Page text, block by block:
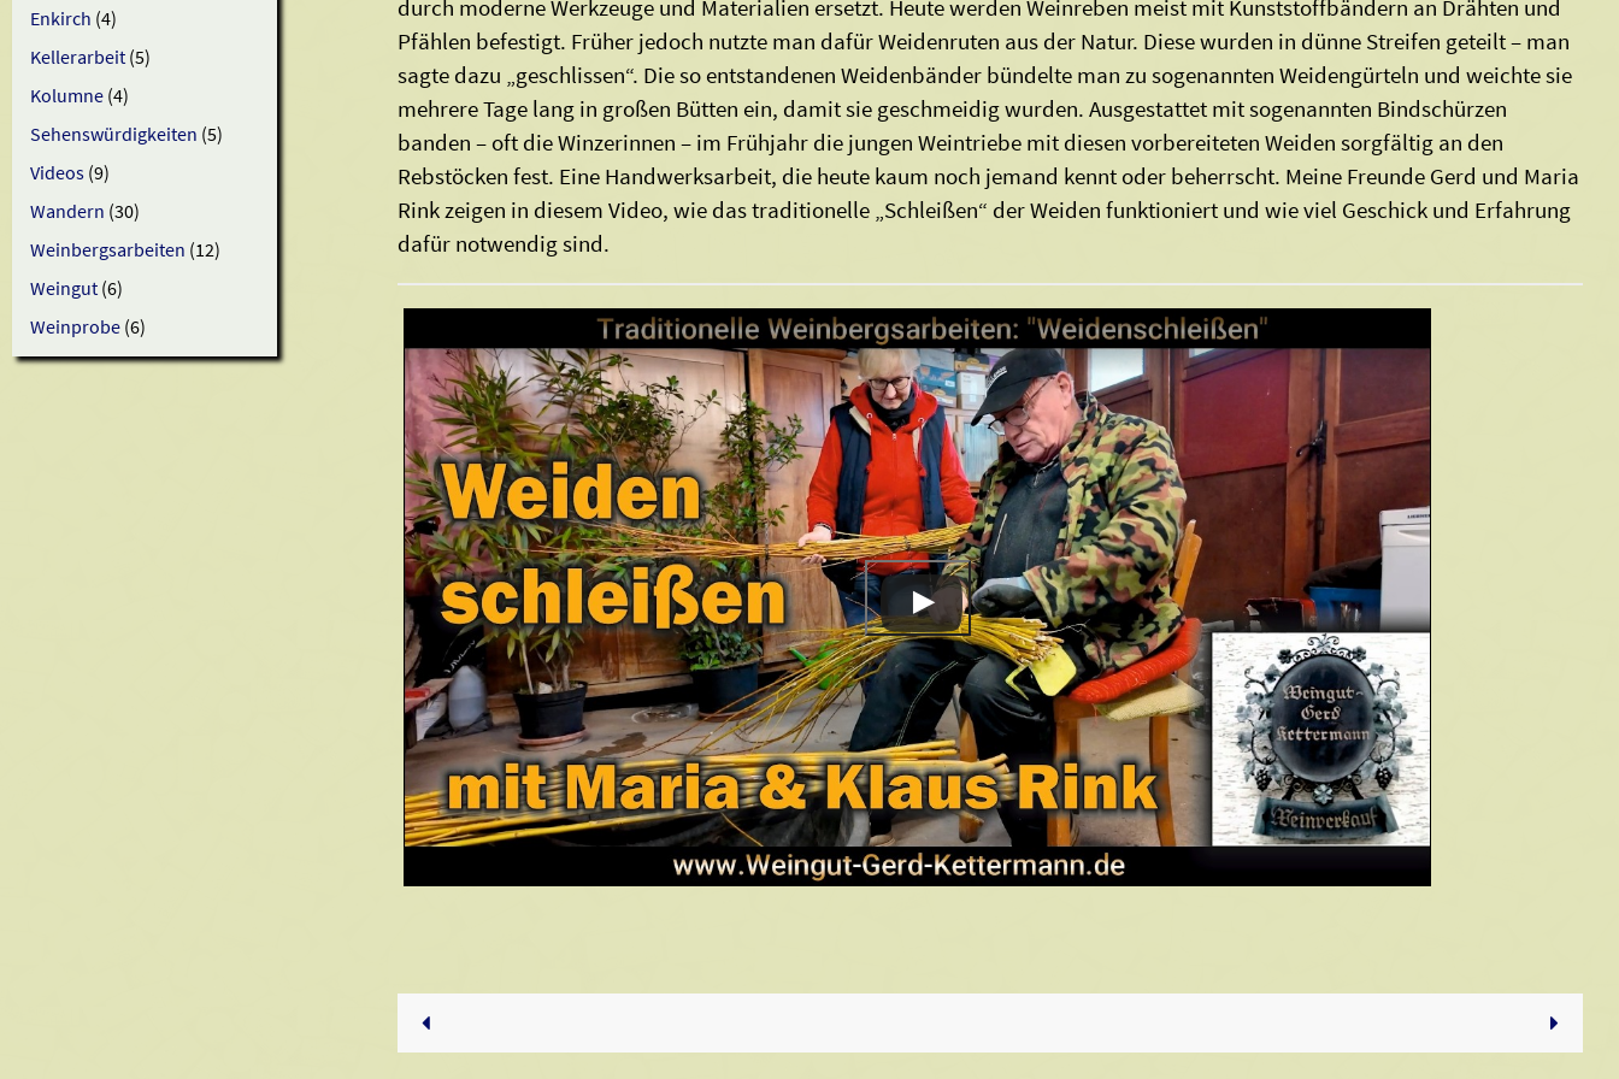
durch moderne Werkzeuge und Materialien ersetzt. Heute werden Weinreben meist mit Kunststoffbändern an Drähten und
Pfählen befestigt. Früher jedoch nutzte man dafür Weidenruten aus der Natur. Diese wurden in dünne Streifen geteilt – man
sagte dazu „geschlissen“. Die so entstandenen Weidenbänder bündelte man zu sogenannten Weidengürteln und weichte sie
mehrere Tage lang in großen Bütten ein, damit sie geschmeidig wurden. Ausgestattet mit sogenannten Bindschürzen
banden – oft die Winzerinnen – im Frühjahr die jungen Weintriebe mit diesen vorbereiteten Weiden sorgfältig an den
Rebstöcken fest. Eine Handwerksarbeit, die heute kaum noch jemand kennt oder beherrscht. Meine Freunde Gerd und Maria
Rink zeigen in diesem Video, wie das traditionelle „Schleißen“ der Weiden funktioniert und wie viel Geschick und Erfahrung
dafür notwendig sind.
Enkirch (4)
Kellerarbeit (5)
Kolumne (4)
Sehenswürdigkeiten (5)
Videos (9)
Wandern (30)
Weinbergsarbeiten (12)
Weingut (6)
Weinprobe (6)